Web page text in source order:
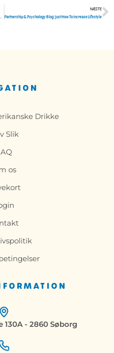
NÆSTE
Partnership & Psychology Blog: Just How To increase Lifestyle
130A - 2860 Søborg
Drikke
Slik
os